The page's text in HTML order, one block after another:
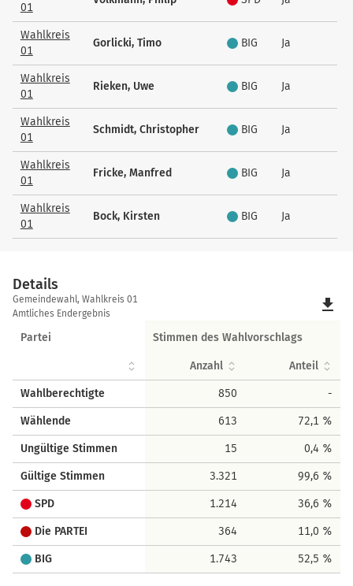
01
Wahlkreis
01
Gorlicki, Timo BIG Ja
Wahlkreis
01
Rieken, Uwe BIG Ja
Wahlkreis
01
Schmidt, Christopher BIG Ja
Wahlkreis
01
Fricke, Manfred BIG Ja
Wahlkreis
01
Bock, Kirsten BIG Ja
Details
Details
Gemeindewahl, Wahlkreis 01
Amtliches Endergebnis
file_download
Partei Stimmen des Wahlvorschlags
Anzahl Anteil
Wahlberechtigte 850 -
Wählende 613 72,1 %
Ungültige Stimmen 15 0,4 %
Gültige Stimmen 3.321 99,6 %
SPD 1.214 36,6 %
Die PARTEI 364 11,0 %
BIG 1.743 52,5 %